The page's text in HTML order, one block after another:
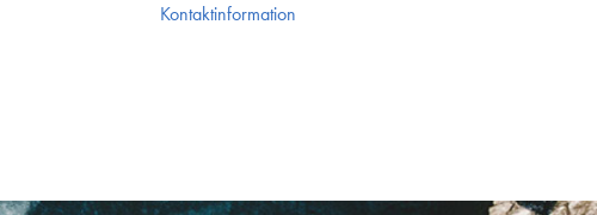
Kontakt­information